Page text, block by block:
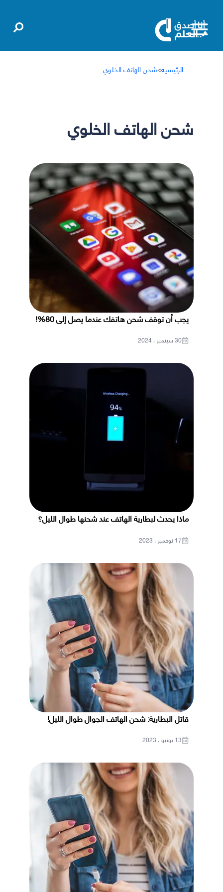
الرئيسية>شحن الهاتف الخلوي
شحن الهاتف الخلوي
يجب أن توقف شحن هاتفك عندما يصل إلى 80%!
30 سبتمبر ، 2024
ماذا يحدث لبطارية الهاتف عند شحنها طوال الليل؟
17 نوفمبر ، 2023
قاتل البطارية: شحن الهاتف الجوال طوال الليل!
13 يونيو ، 2023